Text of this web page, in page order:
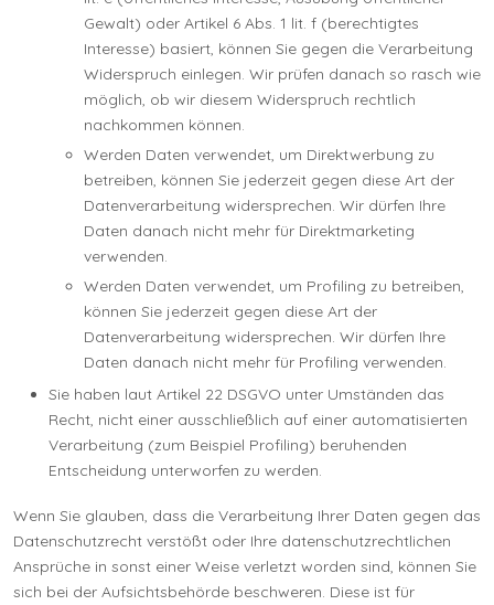
Gewalt) oder Artikel 6 Abs. 1 lit. f (berechtigtes
Interesse) basiert, können Sie gegen die Verarbeitung
Widerspruch einlegen. Wir prüfen danach so rasch wie
möglich, ob wir diesem Widerspruch rechtlich
nachkommen können.
Werden Daten verwendet, um Direktwerbung zu
betreiben, können Sie jederzeit gegen diese Art der
Datenverarbeitung widersprechen. Wir dürfen Ihre
Daten danach nicht mehr für Direktmarketing
verwenden.
Werden Daten verwendet, um Profiling zu betreiben,
können Sie jederzeit gegen diese Art der
Datenverarbeitung widersprechen. Wir dürfen Ihre
Daten danach nicht mehr für Profiling verwenden.
Sie haben laut Artikel 22 DSGVO unter Umständen das
Recht, nicht einer ausschließlich auf einer automatisierten
Verarbeitung (zum Beispiel Profiling) beruhenden
Entscheidung unterworfen zu werden.
Wenn Sie glauben, dass die Verarbeitung Ihrer Daten gegen das
Datenschutzrecht verstößt oder Ihre datenschutzrechtlichen
Ansprüche in sonst einer Weise verletzt worden sind, können Sie
sich bei der Aufsichtsbehörde beschweren. Diese ist für